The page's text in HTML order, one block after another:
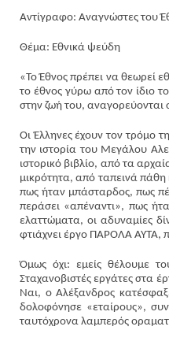
Αντίγραφο: Αναγνώστες του
Θέμα: Εθνικά ψεύδη
«Το Έθνος πρέπει να θεωρεί
το έθνος γύρω από τον ίδιο
στην ζωή του, αναγορεύονται
Οι Έλληνες έχουν τον τρόμο
την ιστορία του Μεγάλου
ιστορικό βιβλίο, από τα
μικρότητα, από ταπεινά
πως ήταν μπάσταρδος, πως
περάσει «απέναντι», πως
ελαττώματα, οι αδυναμίες
φτιάχνει έργο ΠΑΡΟΛΑ ΑΥΤΑ,
Όμως όχι: εμείς θέλουμε
Σταχανοβιστές εργάτες στα
Ναι, ο Αλέξανδρος
δολοφόνησε «εταίρους»,
ταυτόχρονα λαμπερός